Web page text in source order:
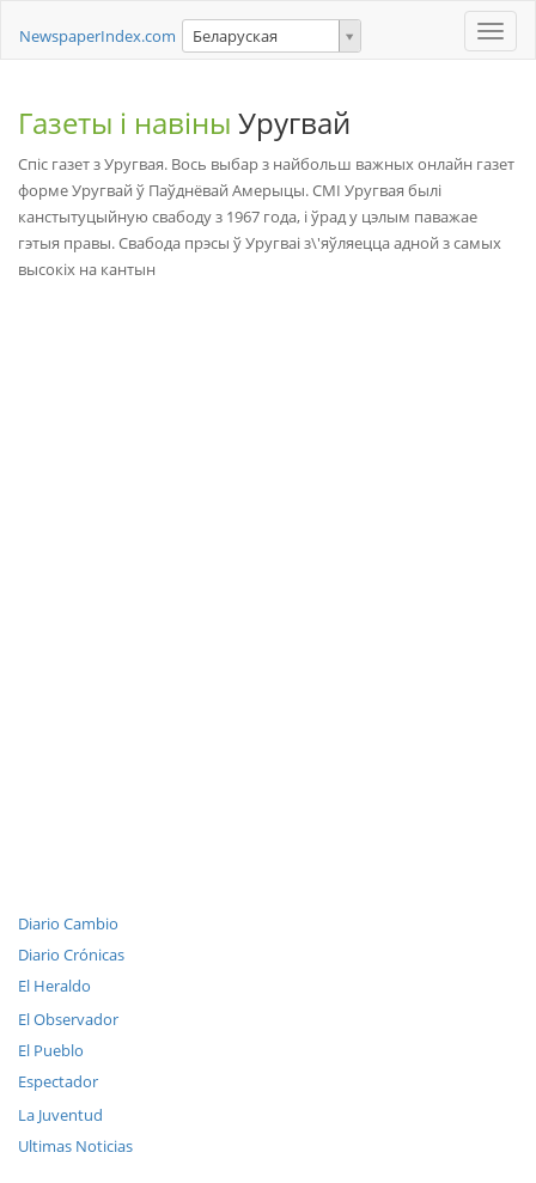
Toggle
NewspaperIndex.com Беларуская
Газеты і навіны Уругвай
Спіс газет з Уругвая. Вось выбар з найбольш важных онлайн газет
форме Уругвай ў Паўднёвай Амерыцы. СМІ Уругвая былі
канстытуцыйную свабоду з 1967 года, і ўрад у цэлым паважае
гэтыя правы. Свабода прэсы ў Уругваі з\'яўляецца адной з самых
высокіх на кантын
Diario Cambio
Diario Crónicas
El Heraldo
El Observador
El Pueblo
Espectador
La Juventud
Ultimas Noticias